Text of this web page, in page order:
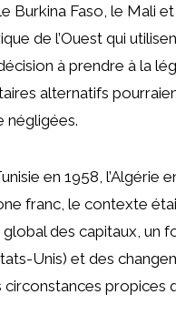
Burkina Faso, le Mali
de l’Ouest qui
à prendre à la
alternatifs
négligées.
en 1958, l’Algérie
franc, le contexte
des capitaux, un
Unis) et des
circonstances propices